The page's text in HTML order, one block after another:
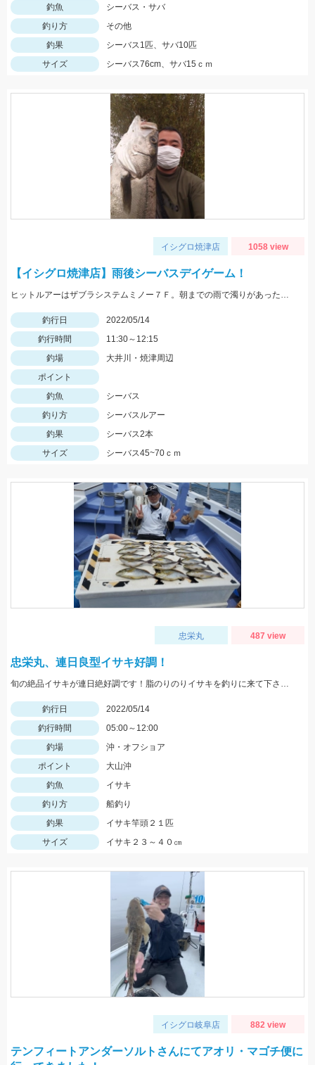
釣魚
シーバス・サバ
釣り方
その他
釣果
シーバス1匹、サバ10匹
サイズ
シーバス76cm、サバ15ｃｍ
イシグロ焼津店 1058 view
【イシグロ焼津店】雨後シーバスデイゲーム！
ヒットルアーはザブラシステムミノー７Ｆ。朝までの雨で濁りがあったので高活性でした！
釣行日
2022/05/14
釣行時間
11:30～12:15
釣場
大井川・焼津周辺
ポイント
釣魚
シーバス
釣り方
シーバスルアー
釣果
シーバス2本
サイズ
シーバス45~70ｃｍ
忠栄丸 487 view
忠栄丸、連日良型イサキ好調！
旬の絶品イサキが連日絶好調です！脂のりのりイサキを釣りに来て下さいね。チャンスですよ
釣行日
2022/05/14
釣行時間
05:00～12:00
釣場
沖・オフショア
ポイント
大山沖
釣魚
イサキ
釣り方
船釣り
釣果
イサキ竿頭２１匹
サイズ
イサキ２３～４０㎝
イシグロ岐阜店 882 view
テンフィートアンダーソルトさんにてアオリ・マゴチ便に